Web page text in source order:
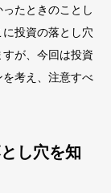
たときのことし
投資の落とし穴
が、今回は投資
考え、注意すべ
し穴を知